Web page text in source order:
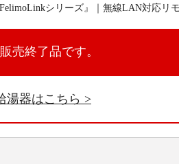
売終了品です。
湯器はこちら